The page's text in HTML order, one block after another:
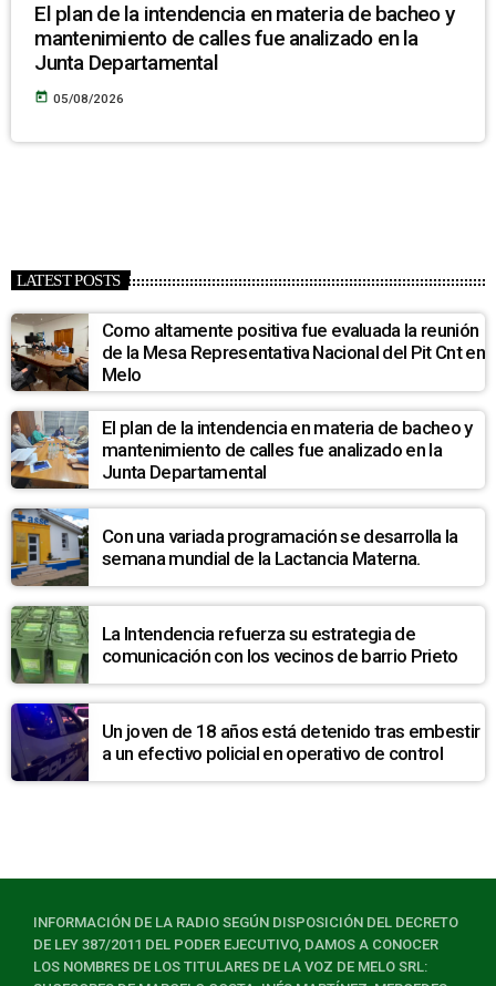
El plan de la intendencia en materia de bacheo y
mantenimiento de calles fue analizado en la
Junta Departamental
today 05/08/2026
LATEST POSTS
Como altamente positiva fue evaluada la reunión
de la Mesa Representativa Nacional del Pit Cnt en
Melo
El plan de la intendencia en materia de bacheo y
mantenimiento de calles fue analizado en la
Junta Departamental
Con una variada programación se desarrolla la
semana mundial de la Lactancia Materna.
La Intendencia refuerza su estrategia de
comunicación con los vecinos de barrio Prieto
Un joven de 18 años está detenido tras embestir
a un efectivo policial en operativo de control
INFORMACIÓN DE LA RADIO SEGÚN DISPOSICIÓN DEL DECRETO
DE LEY 387/2011 DEL PODER EJECUTIVO, DAMOS A CONOCER
LOS NOMBRES DE LOS TITULARES DE LA VOZ DE MELO SRL: